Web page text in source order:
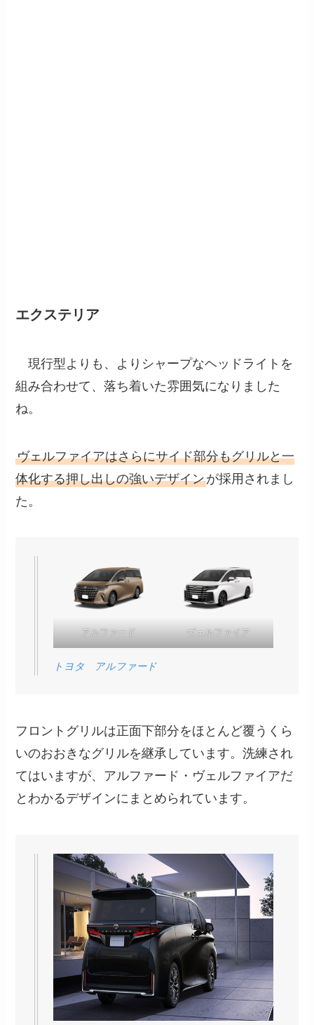
エクステリア
現行型よりも、よりシャープなヘッドライトを
組み合わせて、落ち着いた雰囲気になりました
ね。
ヴェルファイアはさらにサイド部分もグリルと一
体化する押し出しの強いデザインが採用されまし
た。
アルファード ヴェルファイア
トヨタ アルファード
フロントグリルは正面下部分をほとんど覆うくら
いのおおきなグリルを継承しています。洗練され
てはいますが、アルファード・ヴェルファイアだ
とわかるデザインにまとめられています。